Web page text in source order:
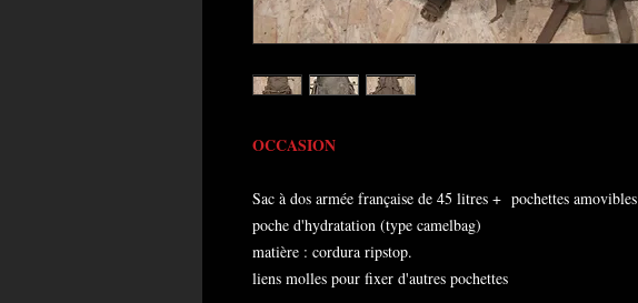
OCCASION
Sac à dos armée française de 45 litres + pochettes amovibles
poche d'hydratation (type camelbag)
matière : cordura ripstop.
liens molles pour fixer d'autres pochettes